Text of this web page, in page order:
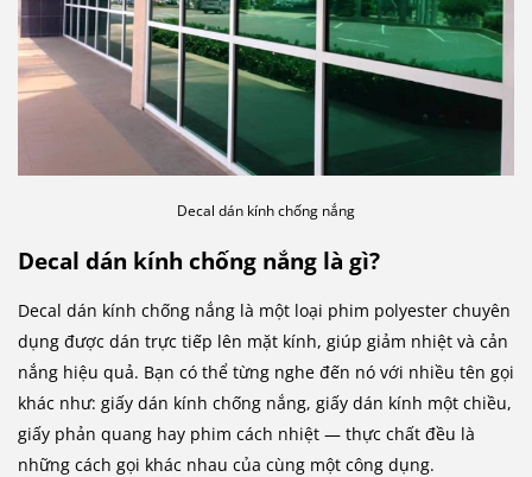
Decal dán kính chống nắng
Decal dán kính chống nắng là gì?
Decal dán kính chống nắng là một loại phim polyester chuyên
dụng được dán trực tiếp lên mặt kính, giúp giảm nhiệt và cản
nắng hiệu quả. Bạn có thể từng nghe đến nó với nhiều tên gọi
khác như: giấy dán kính chống nắng, giấy dán kính một chiều,
giấy phản quang hay phim cách nhiệt — thực chất đều là
những cách gọi khác nhau của cùng một công dụng.